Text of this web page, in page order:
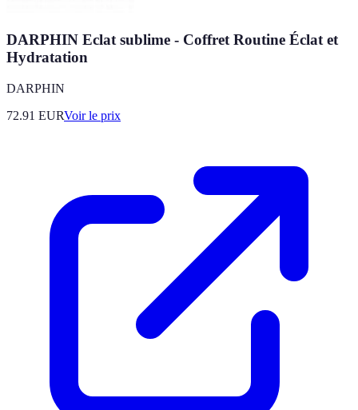
DARPHIN Eclat sublime - Coffret Routine Éclat et
Hydratation
DARPHIN
72.91 EURVoir le prix